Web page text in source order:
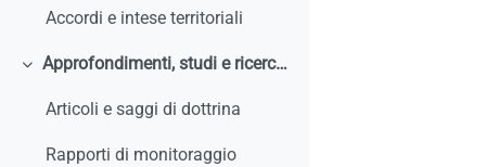
Accordi e intese territoriali
Colapsar
Approfondimenti, studi e ricerche
Articoli e saggi di dottrina
Rapporti di monitoraggio